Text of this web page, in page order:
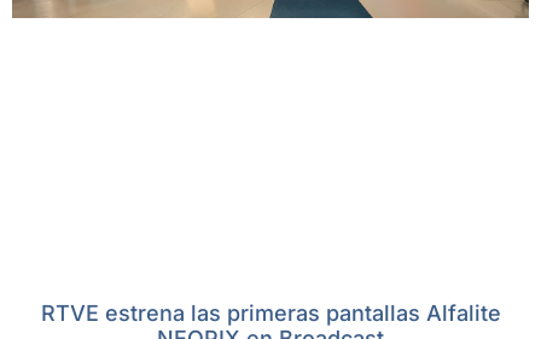
RTVE estrena las primeras pantallas Alfalite